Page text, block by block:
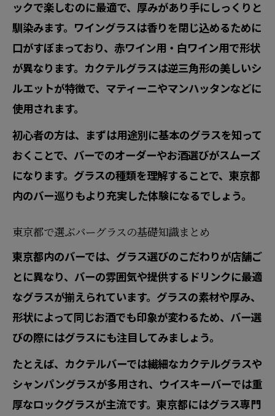
ックで楽しむのに最適で、厚みがあり手にしっくりと
馴染みます。ワイングラスは香りを閉じ込めるために
口がすぼまっており、赤ワイン用・白ワイン用で形状
が異なります。カクテルグラスは逆三角形の美しいシ
ルエットが特徴で、マティーニやマンハッタンなどに
使用されます。
初心者の方は、まずは用途別に基本のグラスを知って
おくことで、バーでのオーダーやお酒選びがスムーズ
になります。グラスの種類を理解することで、東京都
内のバー巡りもより充実した体験になるでしょう。
東京都で選ぶバーグラスの基礎知識まとめ
東京都内のバーでは、グラス選びのこだわりが店舗ご
とに異なり、バーの雰囲気や提供するドリンクに最適
なグラスが揃えられています。グラスの素材や厚み、
形状によって同じお酒でも印象が変わるため、バー選
びの際にはグラスにも注目してみましょう。
たとえば、カクテルバーでは繊細なカクテルグラスや
シャンパングラスが多用され、ウイスキーバーでは重
厚なロックグラスが主流です。東京都にはグラス専門